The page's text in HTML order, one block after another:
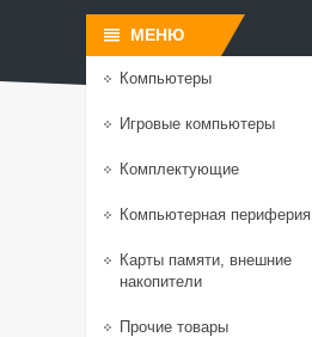
Компьютеры
Игровые компьютеры
Комплектующие
Компьютерная периферия
Карты памяти, внешние
накопители
Прочие товары